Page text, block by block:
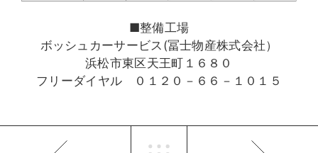
■整備工場
ボッシュカーサービス(冨士物産株式会社）
浜松市東区天王町１６８０
フリーダイヤル ０１２０－６６－１０１５